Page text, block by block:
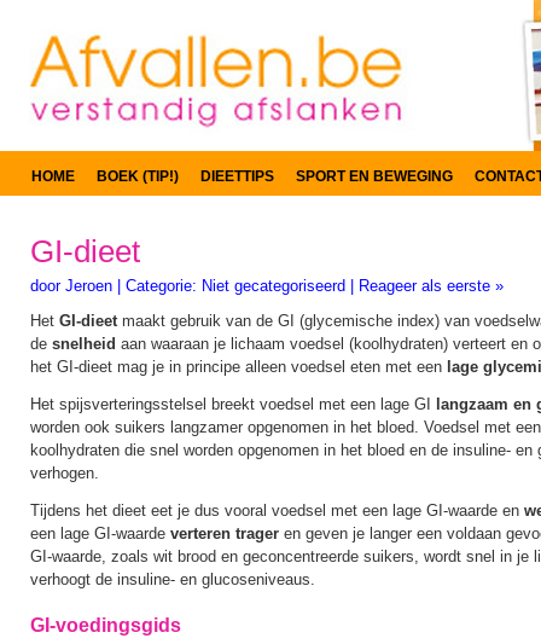
HOME BOEK (TIP!) DIEETTIPS SPORT EN BEWEGING
GI-dieet
door Jeroen Categorie: Niet gecategoriseerd
Reageer als eerste »
Het GI-dieetmaakt gebruik van de GI (glycemische index) van
de snelheid aan waaraan je lichaam voedsel (koolhydraten) verteert en
het GI-dieet mag je in principe alleen voedsel eten met een lage
Het spijsverteringsstelsel breekt voedsel met een lage GI
langzaam en
worden ook suikers langzamer opgenomen in het bloed. Voedsel met
koolhydraten die snel worden opgenomen in het bloed en de insuline- en
verhogen.
Tijdens het dieet eet je dus vooral voedsel met een lage GI-waarde en
een lage GI-waarde verteren trager en geven je langer een voldaan
GI-waarde, zoals wit brood en geconcentreerde suikers, wordt snel in je
verhoogt de insuline- en glucoseniveaus.
GI-voedingsgids